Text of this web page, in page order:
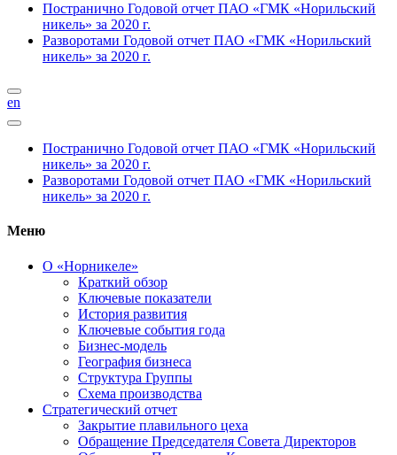
Постранично Годовой отчет ПАО «ГМК «Норильский
никель» за 2020 г.
Разворотами Годовой отчет ПАО «ГМК «Норильский
никель» за 2020 г.
en
Постранично Годовой отчет ПАО «ГМК «Норильский
никель» за 2020 г.
Разворотами Годовой отчет ПАО «ГМК «Норильский
никель» за 2020 г.
Меню
О «Норникеле»
Краткий обзор
Ключевые показатели
История развития
Ключевые события года
Бизнес-модель
География бизнеса
Структура Группы
Схема производства
Стратегический отчет
Закрытие плавильного цеха
Обращение Председателя Совета Директоров